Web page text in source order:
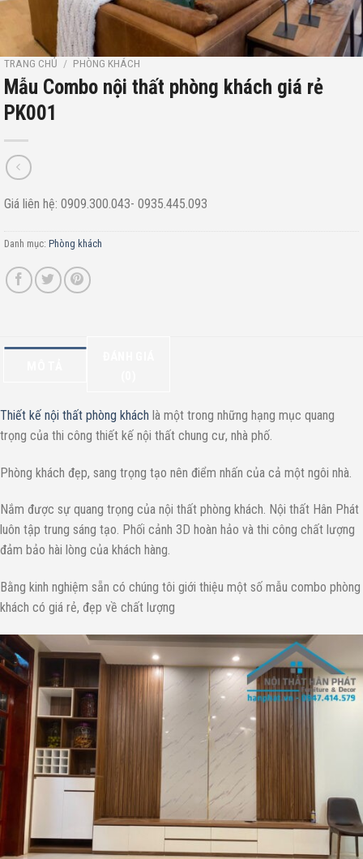
TRANG CHỦ / PHÒNG KHÁCH
Mẫu Combo nội thất phòng khách giá rẻ
PK001
Giá liên hệ: 0909.300.043- 0935.445.093
Danh mục: Phòng khách
Thiết kế nội thất phòng khách là một trong những hạng mục quang
trọng của thi công thiết kế nội thất chung cư, nhà phố.
Phòng khách đẹp, sang trọng tạo nên điểm nhấn của cả một ngôi nhà.
Nắm được sự quang trọng của nội thất phòng khách. Nội thất Hân Phát
luôn tập trung sáng tạo. Phối cảnh 3D hoàn hảo và thi công chất lượng
đảm bảo hài lòng của khách hàng.
Bằng kinh nghiệm sẵn có chúng tôi giới thiệu một số mẫu combo phòng
khách có giá rẻ, đẹp về chất lượng